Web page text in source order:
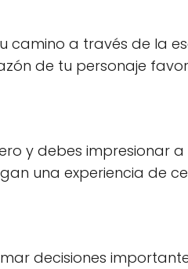
camino a través de la
de tu personaje
y debes impresionar
una experiencia de
decisiones